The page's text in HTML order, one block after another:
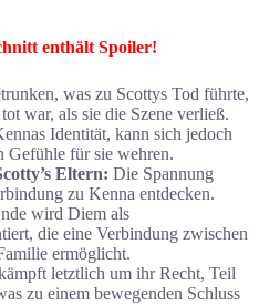
enthält Spoiler!
was zu Scottys Tod führte,
war, als sie die Szene verließ.
Identität, kann sich jedoch
Gefühle für sie wehren.
Eltern: Die Spannung
zu Kenna entdecken.
wird Diem als
die eine Verbindung zwischen
ermöglicht.
letztlich um ihr Recht, Teil
zu einem bewegenden Schluss